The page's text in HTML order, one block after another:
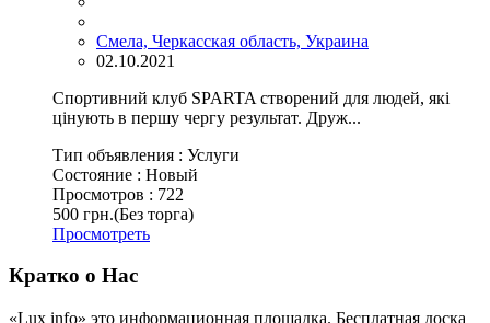
Смела, Черкасская область, Украина
02.10.2021
Спортивний клуб SPARTA створений для людей, які
цінують в першу чергу результат. Друж...
Тип объявления : Услуги
Состояние : Новый
Просмотров : 722
500 грн.(Без торга)
Просмотреть
Кратко о Нас
«Lux info» это информационная площадка. Бесплатная доска